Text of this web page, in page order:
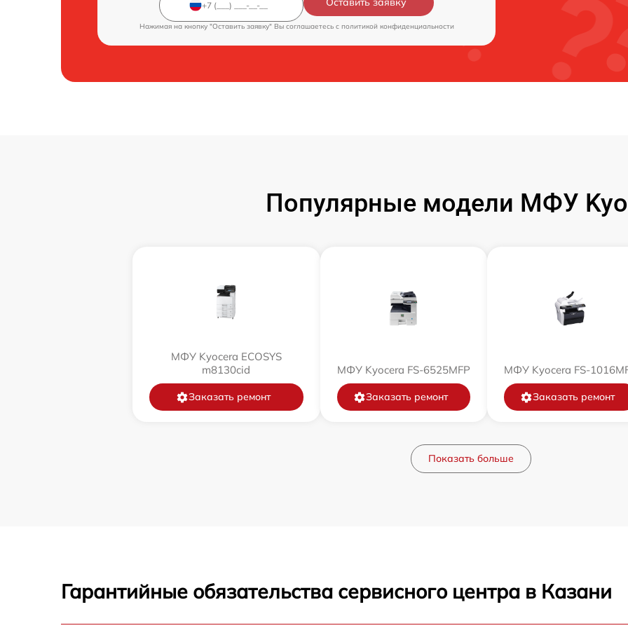
Нажимая на кнопку "Оставить заявку" Вы соглашаетесь c политикой конфиденциальности
Популярные модели МФУ
МФУ Kyocera ECOSYS
m8130cid
Заказать ремонт
МФУ Kyocera FS-6525MFP
Заказать ремонт
МФУ Kyocera FS-
Заказать ремонт
Показать больше
Гарантийные обязательства сервисного центра в Казани